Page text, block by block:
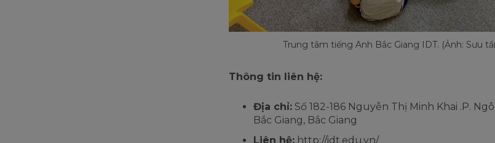
Trung tâm tiếng Anh Bắc Giang IDT. (Ảnh: Sưu
Thông tin liên hệ:
Địa chỉ: Số 182-186 Nguyễn Thị Minh Khai .P.
Bắc Giang, Bắc Giang
Liên hệ: http://idt.edu.vn/